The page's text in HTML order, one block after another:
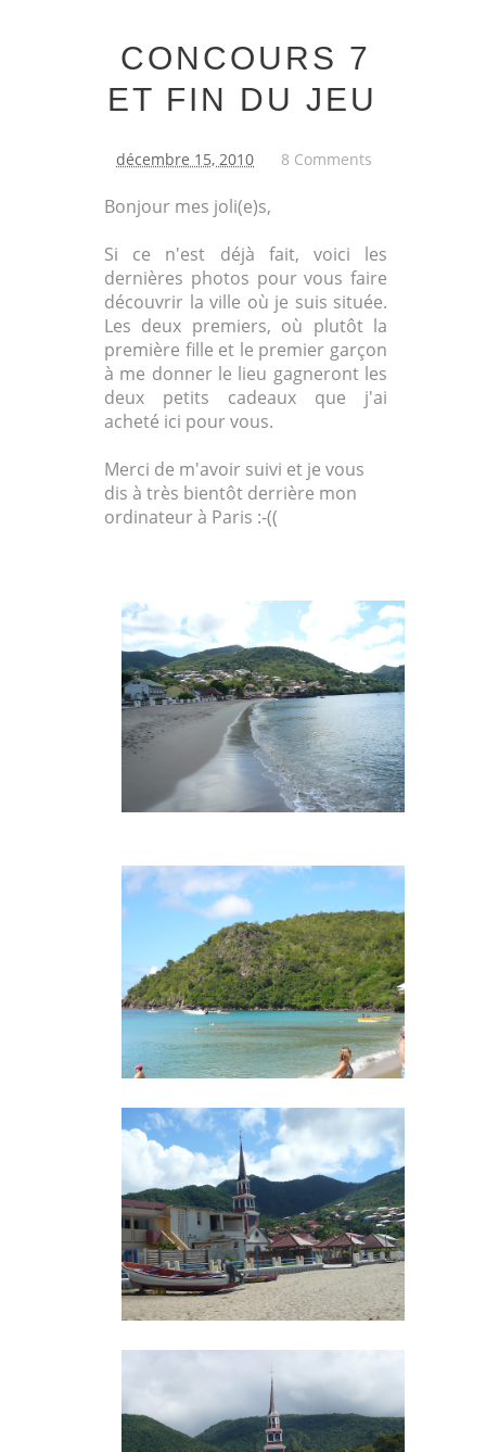
CONCOURS 7
ET FIN DU JEU
décembre 15, 2010 8 Comments
Bonjour mes joli(e)s,
Si ce n'est déjà fait, voici les
dernières photos pour vous faire
découvrir la ville où je suis située.
Les deux premiers, où plutôt la
première fille et le premier garçon
à me donner le lieu gagneront les
deux petits cadeaux que j'ai
acheté ici pour vous.
Merci de m'avoir suivi et je vous
dis à très bientôt derrière mon
ordinateur à Paris :-((